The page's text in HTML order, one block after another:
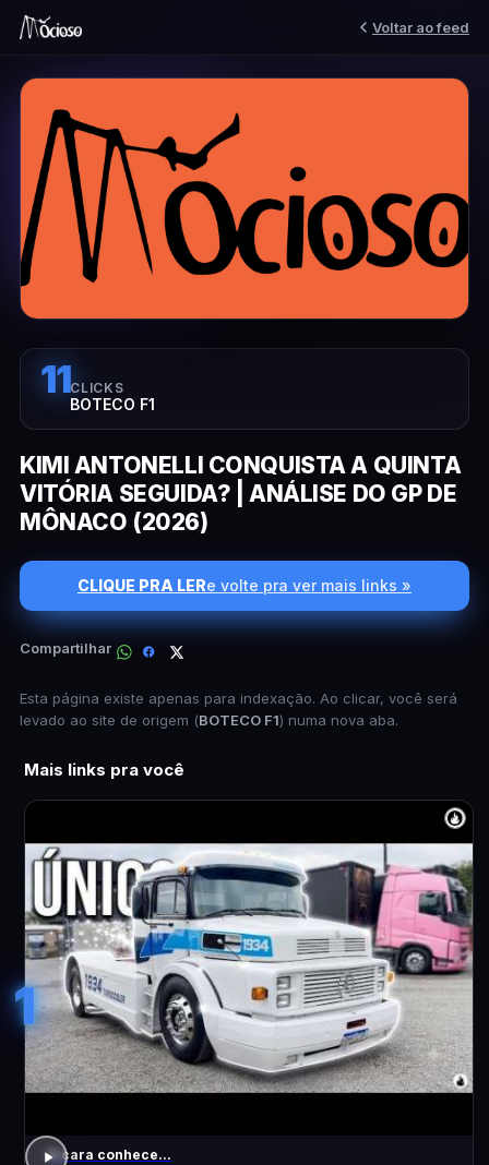
Voltar ao feed
11CLICKS
BOTECO F1
KIMI ANTONELLI CONQUISTA A QUINTA
VITÓRIA SEGUIDA? | ANÁLISE DO GP DE
MÔNACO (2026)
CLIQUE PRA LERe volte pra ver mais links »
Compartilhar
Esta página existe apenas para indexação. Ao clicar, você será
levado ao site de origem (BOTECO F1) numa nova aba.
Mais links pra você
1
O cara conhece...